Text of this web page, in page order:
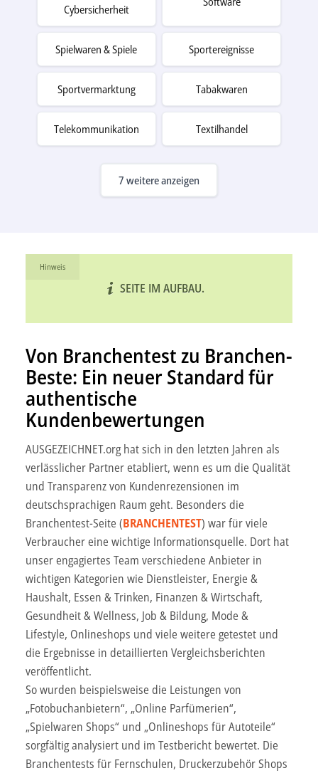
Cybersicherheit
Spielwaren & Spiele Sportereignisse
Sportvermarktung Tabakwaren
Telekommunikation Textilhandel
7 weitere anzeigen
Hinweis
SEITE IM AUFBAU.
Von Branchentest zu Branchen-
Beste: Ein neuer Standard für
authentische
Kundenbewertungen
AUSGEZEICHNET.org hat sich in den letzten Jahren als
verlässlicher Partner etabliert, wenn es um die Qualität
und Transparenz von Kundenrezensionen im
deutschsprachigen Raum geht. Besonders die
Branchentest-Seite (BRANCHENTEST) war für viele
Verbraucher eine wichtige Informationsquelle. Dort hat
unser engagiertes Team verschiedene Anbieter in
wichtigen Kategorien wie Dienstleister, Energie &
Haushalt, Essen & Trinken, Finanzen & Wirtschaft,
Gesundheit & Wellness, Job & Bildung, Mode &
Lifestyle, Onlineshops und viele weitere getestet und
die Ergebnisse in detaillierten Vergleichsberichten
veröffentlicht.
So wurden beispielsweise die Leistungen von
„Fotobuchanbietern“, „Online Parfümerien“,
„Spielwaren Shops“ und „Onlineshops für Autoteile“
sorgfältig analysiert und im Testbericht bewertet. Die
Branchentests für Fernschulen, Druckerzubehör Shops